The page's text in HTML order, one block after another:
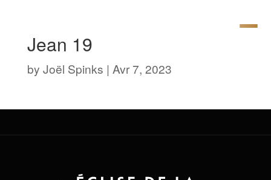
Jean 19
by Joël Spinks | Avr 7, 2023